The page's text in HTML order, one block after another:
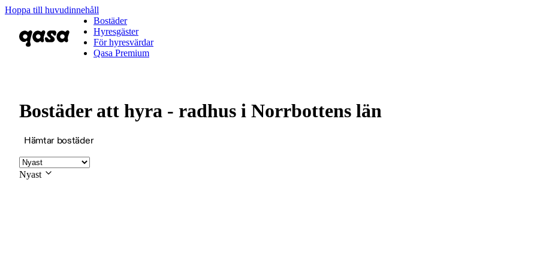
Hoppa till huvudinnehåll
Bostäder
Hyresgäster
För hyresvärdar
Qasa Premium
Bostäder att hyra - radhus i Norrbottens län
Hämtar bostäder
Nyast